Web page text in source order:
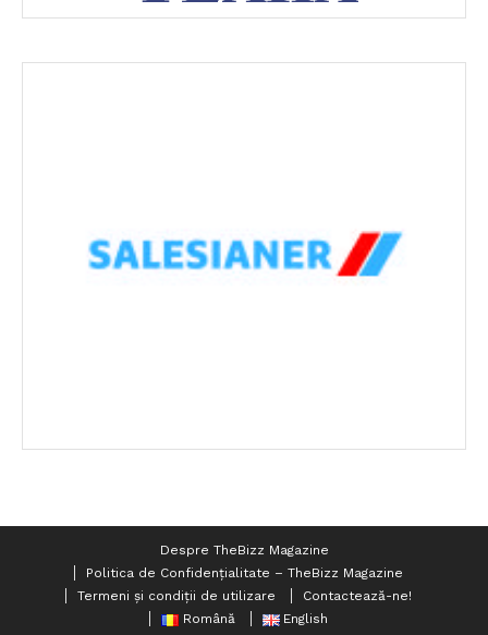
Despre TheBizz Magazine
Politica de Confidențialitate – TheBizz Magazine
Termeni și condiții de utilizare
Contactează-ne!
Română
English